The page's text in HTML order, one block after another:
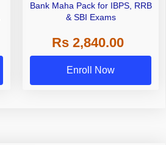
Bank Maha Pack for IBPS, RRB
& SBI Exams
Rs 2,840.00
Enroll Now